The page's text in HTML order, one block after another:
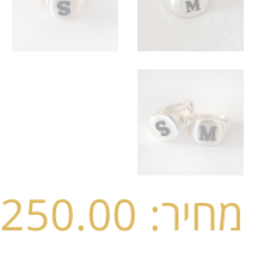
250.00